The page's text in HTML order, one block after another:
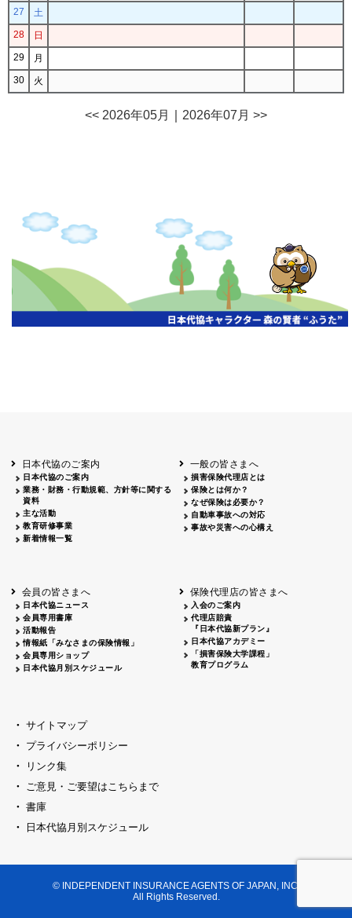
27
土
28
日
29
月
30
火
<< 2026年05月 2026年07月 >>
日本代協のご案内
日本代協のご案内
業務・財務・行動規範、方針等に関する
資料
主な活動
教育研修事業
新着情報一覧
一般の皆さまへ
損害保険代理店とは
保険とは何か？
なぜ保険は必要か？
自動車事故への対応
事故や災害への心構え
会員の皆さまへ
日本代協ニュース
会員専用書庫
活動報告
情報紙「みなさまの保険情報」
会員専用ショップ
日本代協月別スケジュール
保険代理店の皆さまへ
入会のご案内
代理店賠責
『日本代協新プラン』
日本代協アカデミー
「損害保険大学課程」
教育プログラム
サイトマップ
プライバシーポリシー
リンク集
ご意見・ご要望はこちらまで
書庫
日本代協月別スケジュール
© INDEPENDENT INSURANCE AGENTS OF JAPAN, INC.
All Rights Reserved.